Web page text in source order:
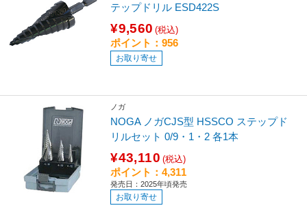
テップドリル ESD422S
¥9,560 (税込)
ポイント：956
お取り寄せ
ノガ
NOGA ノガCJS型 HSSCO ステップド
リルセット 0/9・1・2 各1本
¥43,110 (税込)
ポイント：4,311
発売日：2025年頃発売
お取り寄せ